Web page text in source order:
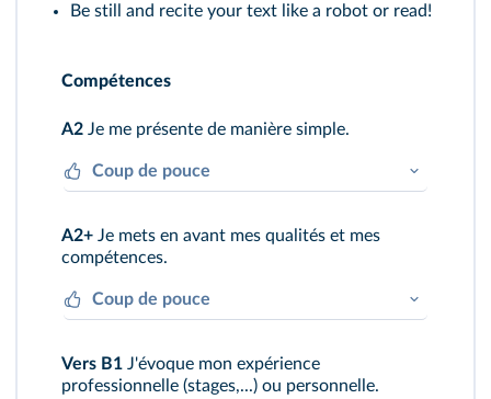
Be still and recite your text like a robot or read!
Compétences
A2 Je me présente de manière simple.
Coup de pouce
nationalité. J'explique d'où je viens. Je
salue au début et à la fin.
A2+ Je mets en avant mes qualités et mes
compétences.
Coup de pouce
ma personnalité. J'utiliseCANpour parler
de mes loisirs et je précise mon niveau.
Vers B1 J'évoque mon expérience
professionnelle (stages,...) ou personnelle.